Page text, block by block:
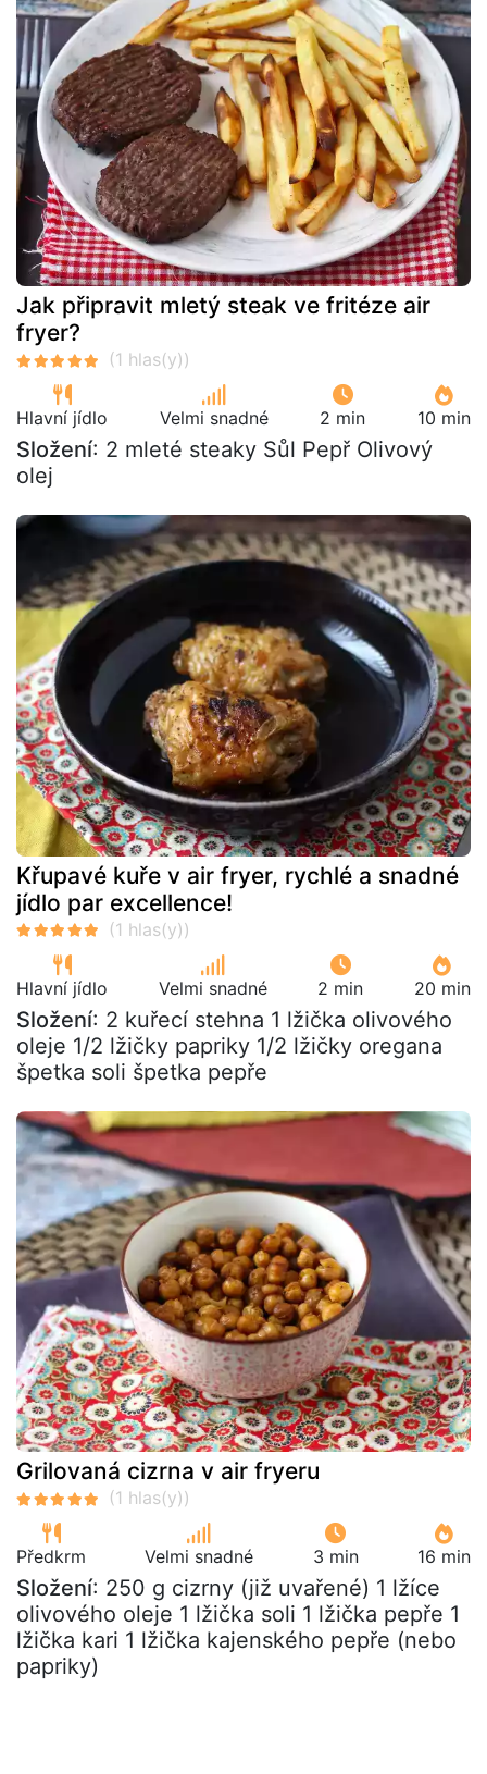
Jak připravit mletý steak ve fritéze air
fryer?
Hlavní jídlo Velmi snadné 2 min 10 min
Složení: 2 mleté steaky Sůl Pepř Olivový
olej
Křupavé kuře v air fryer, rychlé a snadné
jídlo par excellence!
Hlavní jídlo Velmi snadné 2 min 20 min
Složení: 2 kuřecí stehna 1 lžička olivového
oleje 1/2 lžičky papriky 1/2 lžičky oregana
špetka soli špetka pepře
Grilovaná cizrna v air fryeru
Předkrm Velmi snadné 3 min 16 min
Složení: 250 g cizrny (již uvařené) 1 lžíce
olivového oleje 1 lžička soli 1 lžička pepře 1
lžička kari 1 lžička kajenského pepře (nebo
papriky)